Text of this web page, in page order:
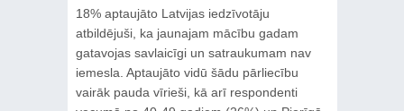
18% aptaujāto Latvijas iedzīvotāju
atbildējuši, ka jaunajam mācību gadam
gatavojas savlaicīgi un satraukumam nav
iemesla. Aptaujāto vidū šādu pārliecību
vairāk pauda vīrieši, kā arī respondenti